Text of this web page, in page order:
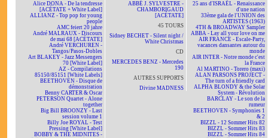
Alice DONA - De la tendresse
[ACÉTATE + White Label]
ALLIANZ - Top pop for young
people
AMC feiert 20 jahre
André MALRAUX - Discours
de mai 68 [ACÉTATE]
André VERCHUREN -
Tangos/Pasos-Dobles
Art BLAKEY - Jazz Messengers
70 [White Label]
AZ - Compilations
85150/85151 [White Labels]
BEETHOVEN - Disque de
démonstration
Benny CARTER & Oscar
PETERSON Quartet - Alone
together
Big Bill BROONZY - Last
session volume 1
Billy Joe ROYAL - Test
Pressing [White Label]
BOBBY & THE MIDNITES -
ABBÉ J. SYLVESTRE -
CHAMBORIGAUD
[ACÉTATE]
45 TOURS
Sidney BECHET - Silent night /
White Christmas
CD
MERCEDES BENZ - Mercedes
190
AUTRES SUPPORTS
Divine MADNESS
25 ans d'ISRAËL - Renaissance
d'une nation
33ème gala de l'UNION des
ARTISTES (1963)
4TH & BROADWAY Sampler
ABBA - Lay all your love on me
AIR FRANCE - Escale-Party,
vacances dansantes autour du
monde
AIR INTER - Notre monde c'est
la France
Al MARTINO - Torero (maxi)
ALAN PARSONS PROJECT -
The turn of a friendly card
ALPHA BLONDY & the Solar
System - Révolution
BARCLAY - Le son de la
rumeur
BEETHOVEN - Symphonies 1
& 2
BIZZL - 12 Sommer Hits 82
BIZZL - Sommer Hits 83
BIZZL - Sommer Hits 84